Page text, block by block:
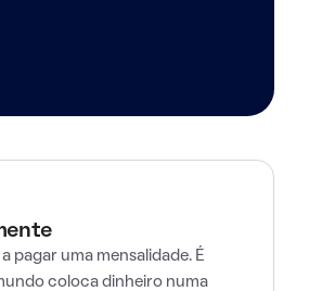
pagar uma mensalidade. É
coloca dinheiro numa